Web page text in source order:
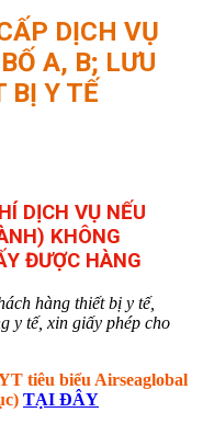
DỊCH VỤ
A, B; LƯU
BỊ Y TẾ
DỊCH VỤ NẾU
KHÔNG
ĐƯỢC HÀNG
hàng thiết bị y tế,
y tế, xin giấy phép cho
tiêu biểu Airseaglobal
TẠI ĐÂY